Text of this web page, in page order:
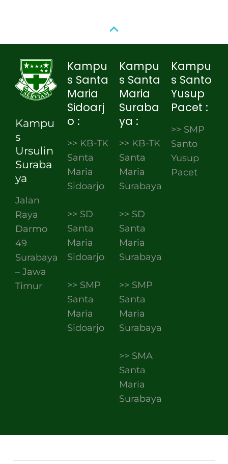
Kampu
s
Ursulin
Suraba
ya
Jalan
Raya
Darmo
49
Surabaya
– Jawa
Timur
Kampu
s Santa
Maria
Sidoarj
o :
>> KB-TK
Santa
Maria
Sidoarjo
>> SD
Santa
Maria
Sidoarjo
>> SMP
Santa
Maria
Sidoarjo
Kampu
s Santa
Maria
Suraba
ya :
>> KB-TK
Santa
Maria
Surabaya
>> SD
Santa
Maria
Surabaya
>> SMP
Santa
Maria
Surabaya
>> SMA
Santa
Maria
Surabaya
Kampu
s Santo
Yusup
Pacet :
>> SMP
Santo
Yusup
Pacet